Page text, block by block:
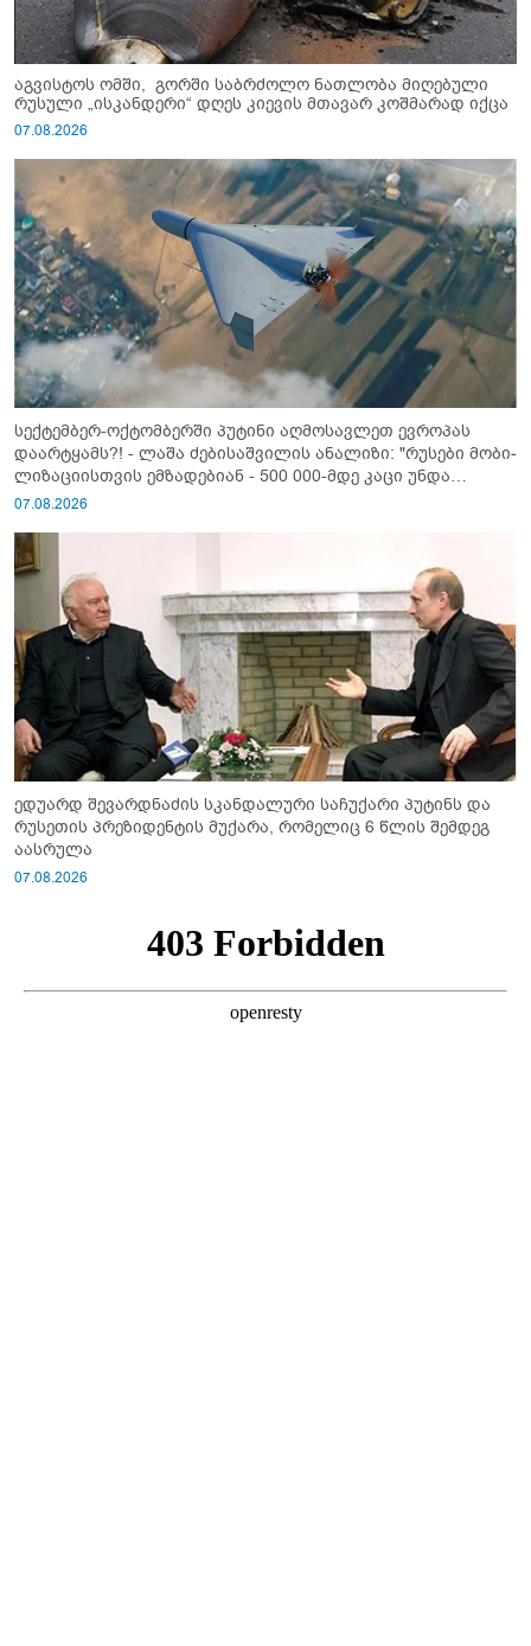
აგვისტოს ომში, გორში საბრძოლო ნათლობა მიღებული
რუსული „ისკანდერი“ დღეს კიევის მთავარ კოშმარად იქცა
07.08.2026
სექტემბერ-ოქტომბერში პუტინი აღმოსავლეთ ევროპას
დაარტყამს?! - ლაშა ძებისაშვილის ანალიზი: "რუსები მობი­
ლიზაციისთვის ემზადებიან - 500 000-მდე კაცი უნდა
გაიწვიონ ომში"
07.08.2026
ედუარდ შევარდნაძის სკანდალური საჩუქარი პუტინს და
რუსეთის პრეზიდენტის მუქარა, რომელიც 6 წლის შემდეგ
აასრულა
07.08.2026